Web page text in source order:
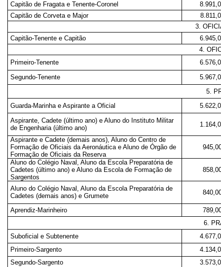
Capitão de Fragata e Tenente-Coronel
Capitão de Corveta e Major
3.
Capitão-Tenente e Capitão
4.
Primeiro-Tenente
Segundo-Tenente
5.
Guarda-Marinha e Aspirante a Oficial
Aspirante, Cadete (último ano) e Aluno do Instituto Militar
de Engenharia (último ano)
Aspirante e Cadete (demais anos), Aluno do Centro de
Formação de Oficiais da Aeronáutica e Aluno de Órgão de
Formação de Oficiais da Reserva
Aluno do Colégio Naval, Aluno da Escola Preparatória de
Cadetes (último ano) e Aluno da Escola de Formação de
Sargentos
Aluno do Colégio Naval, Aluno da Escola Preparatória de
Cadetes (demais anos) e Grumete
Aprendiz-Marinheiro
6.
Suboficial e Subtenente
Primeiro-Sargento
Segundo-Sargento